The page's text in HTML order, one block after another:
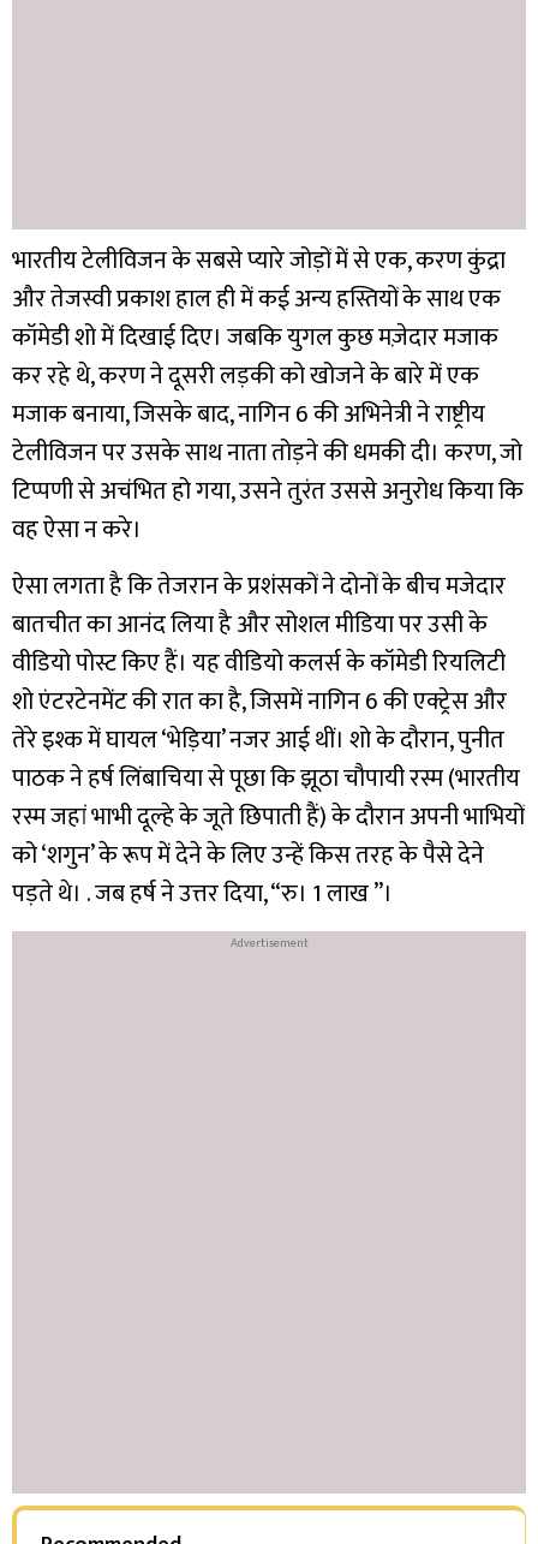
भारतीय टेलीविजन के सबसे प्यारे जोड़ों में से एक, करण कुंद्रा
और तेजस्वी प्रकाश हाल ही में कई अन्य हस्तियों के साथ एक
कॉमेडी शो में दिखाई दिए। जबकि युगल कुछ मज़ेदार मजाक
कर रहे थे, करण ने दूसरी लड़की को खोजने के बारे में एक
मजाक बनाया, जिसके बाद, नागिन 6 की अभिनेत्री ने राष्ट्रीय
टेलीविजन पर उसके साथ नाता तोड़ने की धमकी दी। करण, जो
टिप्पणी से अचंभित हो गया, उसने तुरंत उससे अनुरोध किया कि
वह ऐसा न करे।
ऐसा लगता है कि तेजरान के प्रशंसकों ने दोनों के बीच मजेदार
बातचीत का आनंद लिया है और सोशल मीडिया पर उसी के
वीडियो पोस्ट किए हैं। यह वीडियो कलर्स के कॉमेडी रियलिटी
शो एंटरटेनमेंट की रात का है, जिसमें नागिन 6 की एक्ट्रेस और
तेरे इश्क में घायल ‘भेड़िया’ नजर आई थीं। शो के दौरान, पुनीत
पाठक ने हर्ष लिंबाचिया से पूछा कि झूठा चौपायी रस्म (भारतीय
रस्म जहां भाभी दूल्हे के जूते छिपाती हैं) के दौरान अपनी भाभियों
को ‘शगुन’ के रूप में देने के लिए उन्हें किस तरह के पैसे देने
पड़ते थे। . जब हर्ष ने उत्तर दिया, “रु। 1 लाख ”।